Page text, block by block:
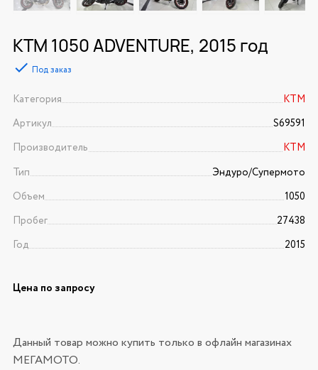
KTM 1050 ADVENTURE, 2015 год
Под заказ
Категория
KTM
Артикул
S69591
Производитель
KTM
Тип
Эндуро/Супермото
Объем
1050
Пробег
27438
Год
2015
Цена по запросу
Данный товар можно купить только в офлайн магазинах
МЕГАМОТО.